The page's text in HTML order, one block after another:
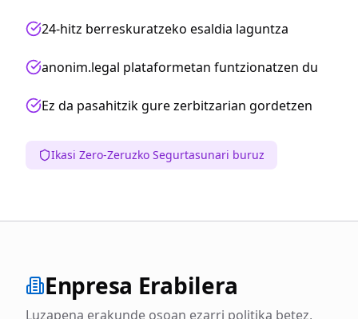
24-hitz berreskuratzeko esaldia laguntza
anonim.legal plataformetan funtzionatzen du
Ez da pasahitzik gure zerbitzarian gordetzen
Ikasi Zero-Zeruzko Segurtasunari buruz
Enpresa Erabilera
Luzapena erakunde osoan ezarri politika betez,